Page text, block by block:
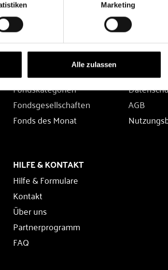
Marketing
Alle zulassen
FONDS
Fondssuche
Fondskategorien
Fondsgesellschaften
Fonds des Monat
Impressum
AGB
HILFE & KONTAKT
Hilfe & Formulare
Kontakt
Über uns
Partnerprogramm
FAQ